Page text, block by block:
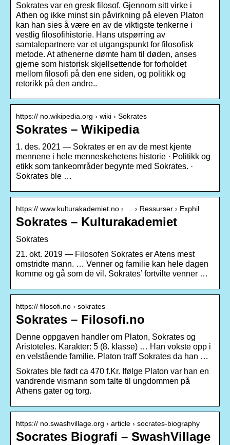
Sokrates var en gresk filosof. Gjennom sitt virke i
Athen og ikke minst sin påvirkning på eleven Platon
kan han sies å være en av de viktigste tenkerne i
vestlig filosofihistorie. Hans utspørring av
samtalepartnere var et utgangspunkt for filosofisk
metode. At athenerne dømte ham til døden, anses
gjerne som historisk skjellsettende for forholdet
mellom filosofi på den ene siden, og politikk og
retorikk på den andre..
https:// no.wikipedia.org › wiki › Sokrates
Sokrates – Wikipedia
1. des. 2021 — Sokrates er en av de mest kjente
mennene i hele menneskehetens historie · Politikk og
etikk som tankeområder begynte med Sokrates. ·
Sokrates ble …
https:// www.kulturakademiet.no › … › Ressurser › Exphil
Sokrates – Kulturakademiet
Sokrates
21. okt. 2019 — Filosofen Sokrates er Atens mest
omstridte mann. … Venner og familie kan hele dagen
komme og gå som de vil. Sokrates’ fortvilte venner …
https:// filosofi.no › sokrates
Sokrates – Filosofi.no
Denne oppgaven handler om Platon, Sokrates og
Aristoteles. Karakter: 5 (8. klasse) … Han vokste opp i
en velstående familie. Platon traff Sokrates da han …
Sokrates ble født ca 470 f.Kr. Ifølge Platon var han en
vandrende vismann som talte til ungdommen på
Athens gater og torg.
https:// no.swashvillage.org › article › socrates-biography
Socrates Biografi – SwashVillage